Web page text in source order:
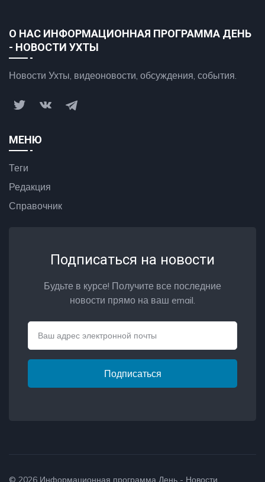
О НАС ИНФОРМАЦИОННАЯ ПРОГРАММА ДЕНЬ
- НОВОСТИ УХТЫ
Новости Ухты, видеоновости, обсуждения, события.
МЕНЮ
Теги
Редакция
Справочник
Подписаться на новости
Будьте в курсе! Получите все последние
новости прямо на ваш email.
Подписаться
© 2026 Информационная программа День - Новости